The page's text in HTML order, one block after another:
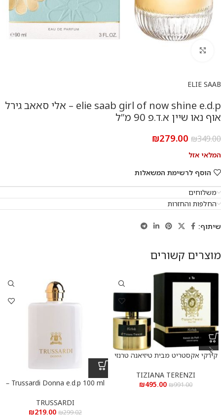
ELIE SAAB
elie saab girl of now shine e.d.p – אלי סאאב גירל
אוף נאו שיין א.ד.פ 90 מ”ל
₪349.00
₪279.00
המלאי אזל
הוסף לרשימת המשאלות
משלוחים
החלפות והחזרות
שיתוף:
מוצרים קשורים
קירקי אקסטריט מבית טיזיאנה טרנזי
Parfum 100 ml
TIZIANA TERENZI
₪991.00
₪495.00
Trussardi Donna e.d.p 100 ml –
TRUSSARDI
₪299.02
₪219.00